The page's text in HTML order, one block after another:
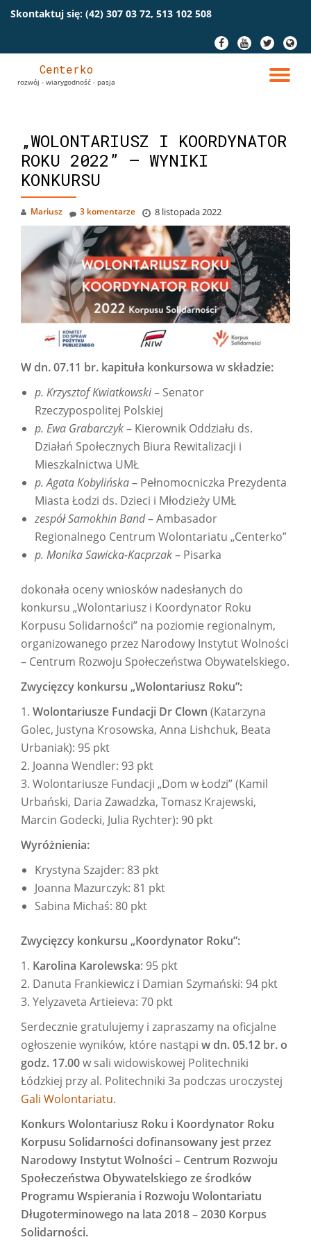
Skontaktuj się: (42) 307 03 72, 513 102 508
fa-
facebook
fa-
youtube
fa-
twitter
fa-
globe
Centerko
rozwój - wiarygodność - pasja
„WOLONTARIUSZ I KOORDYNATOR
ROKU 2022” – WYNIKI
KONKURSU
Mariusz 8 listopada 2022
3 komentarze
W dn. 07.11 br. kapituła konkursowa w składzie:
p. Krzysztof Kwiatkowski– Senator
Rzeczypospolitej Polskiej
p. Ewa Grabarczyk– Kierownik Oddziału ds.
Działań Społecznych Biura Rewitalizacji i
Mieszkalnictwa UMŁ
p. Agata Kobylińska– Pełnomocniczka Prezydenta
Miasta Łodzi ds. Dzieci i Młodzieży UMŁ
zespół Samokhin Band– Ambasador
Regionalnego Centrum Wolontariatu „Centerko”
p. Monika Sawicka-Kacprzak– Pisarka
dokonała oceny wniosków nadesłanych do
konkursu „Wolontariusz i Koordynator Roku
Korpusu Solidarności” na poziomie regionalnym,
organizowanego przez Narodowy Instytut Wolności
– Centrum Rozwoju Społeczeństwa Obywatelskiego.
Zwycięzcy konkursu „Wolontariusz Roku”:
1. Wolontariusze Fundacji Dr Clown (Katarzyna
Golec, Justyna Krosowska, Anna Lishchuk, Beata
Urbaniak): 95 pkt
2. Joanna Wendler: 93 pkt
3. Wolontariusze Fundacji „Dom w Łodzi” (Kamil
Urbański, Daria Zawadzka, Tomasz Krajewski,
Marcin Godecki, Julia Rychter): 90 pkt
Wyróżnienia:
Krystyna Szajder: 83 pkt
Joanna Mazurczyk: 81 pkt
Sabina Michaś: 80 pkt
Zwycięzcy konkursu „Koordynator Roku”:
1. Karolina Karolewska: 95 pkt
2. Danuta Frankiewicz i Damian Szymański: 94 pkt
3. Yelyzaveta Artieieva: 70 pkt
Serdecznie gratulujemy i zapraszamy na oficjalne
ogłoszenie wyników, które nastąpi w dn. 05.12 br. o
godz. 17.00w sali widowiskowej Politechniki
Łódzkiej przy al. Politechniki 3a podczas uroczystej
Gali Wolontariatu.
Konkurs Wolontariusz Roku i Koordynator Roku
Korpusu Solidarności dofinansowany jest przez
Narodowy Instytut Wolności – Centrum Rozwoju
Społeczeństwa Obywatelskiego ze środków
Programu Wspierania i Rozwoju Wolontariatu
Długoterminowego na lata 2018 – 2030 Korpus
Solidarności.